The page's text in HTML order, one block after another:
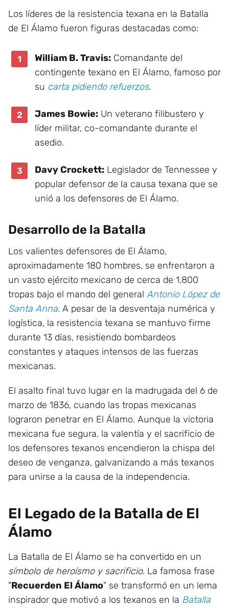
Los líderes de la resistencia texana en la Batalla
de El Álamo fueron figuras destacadas como:
William B. Travis: Comandante del
contingente texano en El Álamo, famoso por
su carta pidiendo refuerzos.
James Bowie: Un veterano filibustero y
líder militar, co-comandante durante el
asedio.
Davy Crockett: Legislador de Tennessee y
popular defensor de la causa texana que se
unió a los defensores de El Álamo.
Desarrollo de la Batalla
Los valientes defensores de El Álamo,
aproximadamente 180 hombres, se enfrentaron a
un vasto ejército mexicano de cerca de 1,800
tropas bajo el mando del general Antonio López de
Santa Anna. A pesar de la desventaja numérica y
logística, la resistencia texana se mantuvo firme
durante 13 días, resistiendo bombardeos
constantes y ataques intensos de las fuerzas
mexicanas.
El asalto final tuvo lugar en la madrugada del 6 de
marzo de 1836, cuando las tropas mexicanas
lograron penetrar en El Álamo. Aunque la victoria
mexicana fue segura, la valentía y el sacrificio de
los defensores texanos encendieron la chispa del
deseo de venganza, galvanizando a más texanos
para unirse a la causa de la independencia.
El Legado de la Batalla de El
Álamo
La Batalla de El Álamo se ha convertido en un
símbolo de heroísmo y sacrificio. La famosa frase
"Recuerden El Álamo" se transformó en un lema
inspirador que motivó a los texanos en la Batalla